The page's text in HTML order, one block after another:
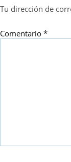
Tu dirección de
Comentario *